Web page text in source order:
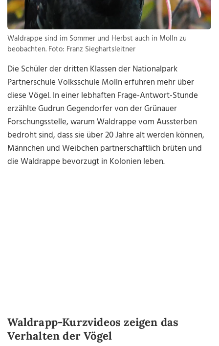
Waldrappe sind im Sommer und Herbst auch in Molln zu
beobachten. Foto: Franz Sieghartsleitner
Die Schüler der dritten Klassen der Nationalpark
Partnerschule Volksschule Molln erfuhren mehr über
diese Vögel. In einer lebhaften Frage-Antwort-Stunde
erzählte Gudrun Gegendorfer von der Grünauer
Forschungsstelle, warum Waldrappe vom Aussterben
bedroht sind, dass sie über 20 Jahre alt werden können,
Männchen und Weibchen partnerschaftlich brüten und
die Waldrappe bevorzugt in Kolonien leben.
Waldrapp-Kurzvideos zeigen das
Verhalten der Vögel